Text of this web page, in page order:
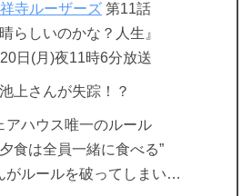
寺ルーザーズ 第11話
晴らしいのかな？人生』
日(月)夜11時6分放送
池上さんが失踪！？
アハウス唯一のルール
食は全員一緒に食べる”
がルールを破ってしまい…